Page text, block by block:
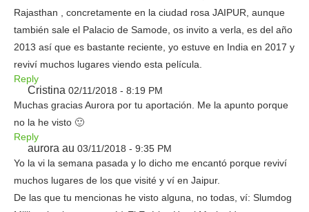
Rajasthan , concretamente en la ciudad rosa JAIPUR, aunque
también sale el Palacio de Samode, os invito a verla, es del año
2013 así que es bastante reciente, yo estuve en India en 2017 y
reviví muchos lugares viendo esta película.
Reply
Cristina 02/11/2018 - 8:19 PM
Muchas gracias Aurora por tu aportación. Me la apunto porque
no la he visto 🙂
Reply
aurora au 03/11/2018 - 9:35 PM
Yo la vi la semana pasada y lo dicho me encantó porque reviví
muchos lugares de los que visité y ví en Jaipur.
De las que tu mencionas he visto alguna, no todas, ví: Slumdog